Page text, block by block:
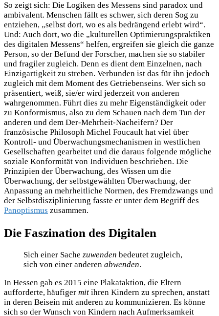
So zeigt sich: Die Logiken des Messens sind paradox und
ambivalent. Menschen fällt es schwer, sich deren Sog zu
entziehen, „selbst dort, wo es als bedrängend erlebt wird“.
Und: Auch dort, wo die „kulturellen Optimierungspraktiken
des digitalen Messens“ helfen, ergreifen sie gleich die ganze
Person, so der Befund der Forscher, machen sie so stabiler
und fragiler zugleich. Denn es dient dem Einzelnen, nach
Einzigartigkeit zu streben. Verbunden ist das für ihn jedoch
zugleich mit dem Moment des Getriebenseins. Wer sich so
präsentiert, weiß, sie/er wird jederzeit von anderen
wahrgenommen. Führt dies zu mehr Eigenständigkeit oder
zu Konformismus, also zu dem Schauen nach dem Tun der
anderen und dem Der-Mehrheit-Nacheifern? Der
französische Philosoph Michel Foucault hat viel über
Kontroll- und Überwachungsmechanismen in westlichen
Gesellschaften gearbeitet und die daraus folgende mögliche
soziale Konformität von Individuen beschrieben. Die
Prinzipien der Überwachung, des Wissen um die
Überwachung, der selbstgewählten Überwachung, der
Anpassung an mehrheitliche Normen, des Fremdzwangs und
der Selbstdisziplinierung fasste er unter dem Begriff des
Panoptismus zusammen.
Die Faszination des Digitalen
Sich einer Sache zuwenden bedeutet zugleich,
sich von einer anderen abwenden.
In Hessen gab es 2015 eine Plakataktion, die Eltern
aufforderte, häufiger mit ihren Kindern zu sprechen, anstatt
in deren Beisein mit anderen zu kommunizieren. Es könne
sich so der Wunsch von Kindern nach Aufmerksamkeit